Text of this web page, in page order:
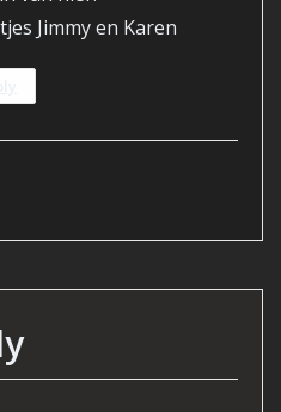
Jimmy en Karen